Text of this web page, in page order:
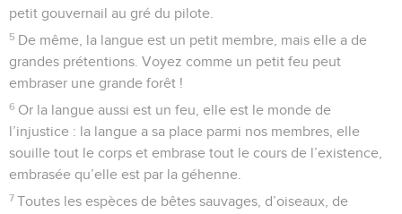
petit gouvernail au gré du pilote.
5 De même, la langue est un petit membre, mais elle a de
grandes prétentions. Voyez comme un petit feu peut
embraser une grande forêt !
6 Or la langue aussi est un feu, elle est le monde de
l’injustice : la langue a sa place parmi nos membres, elle
souille tout le corps et embrase tout le cours de l’existence,
embrasée qu’elle est par la géhenne.
7 Toutes les espèces de bêtes sauvages, d’oiseaux, de